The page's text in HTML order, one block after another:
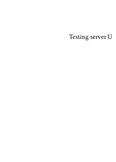
Testing server U